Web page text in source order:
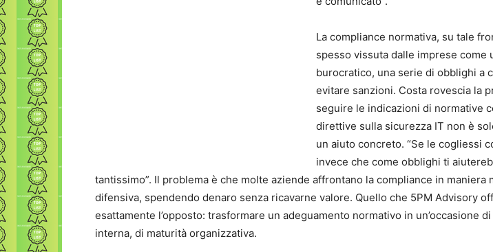
La compliance normativa, su tale
spesso vissuta dalle imprese come
burocratico, una serie di obblighi a
evitare sanzioni. Costa rovescia la
seguire le indicazioni di normative
direttive sulla sicurezza IT non è
un aiuto concreto. “Se le cogliessi
invece che come obblighi ti
tantissimo”. Il problema è che molte aziende affrontano la compliance in maniera
difensiva, spendendo denaro senza ricavarne valore. Quello che 5PM Advisory
esattamente l’opposto: trasformare un adeguamento normativo in un’occasione
interna, di maturità organizzativa.